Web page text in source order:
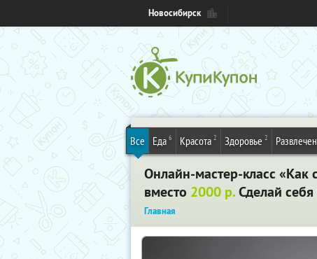
Новосибирск
Все Еда 6 Красота 2 Здоровье 2
Онлайн-мастер-класс «Как
вместо 2000 р.Сделай
Главная